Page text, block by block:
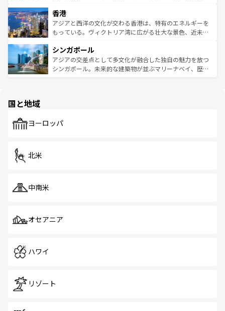
とつ。フォーやバインミー、ベトナムコーヒーなどは、ぜ
ひ現地で味わいたい。どの地域を訪れてもあたたかい人々
が旅行者を迎えてくれるので、きっと忘れられない旅にな
参照してほしい。
の活気が交差している。北部ではチェンマイなどの山岳地
帯で自然と触れ合い、南部ではプーケットやクラビの美し
いビーチでリゾート気分を楽しむことができる。タイ料理
激する。気候は一年中温暖で、どの季節にも異なる楽しみ
が待っている。親しみやすいタイの人々、仏教を中心とし
た文化、そして多様な観光資源が、訪れる旅人を魅了し続
香港
アジアと西洋の文化が交わる香港は、特有のエネルギーを
もっている。ヴィクトリア湾に広がる壮大な景色、近未来
み、どこを訪れても感動するはず。観光スポットが密集し
ており、効率よく見どころを回れるのも魅力。息をのむよ
うな絶景から文化的な体験まで、香港を存分に楽しみ尽く
シンガポール
アジアの交差点として多文化が融合した独自の魅力を放つ
シンガポール。未来的な建築物が並ぶマリーナベイ、歴史
で、ホーカーズは地元の風情を楽しめる外せないスポット
国と地域
ヨーロッパ
北米
中南米
オセアニア
ハワイ
リゾート